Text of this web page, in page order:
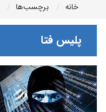
خانه
برچسب‌ها
پلیس فتا